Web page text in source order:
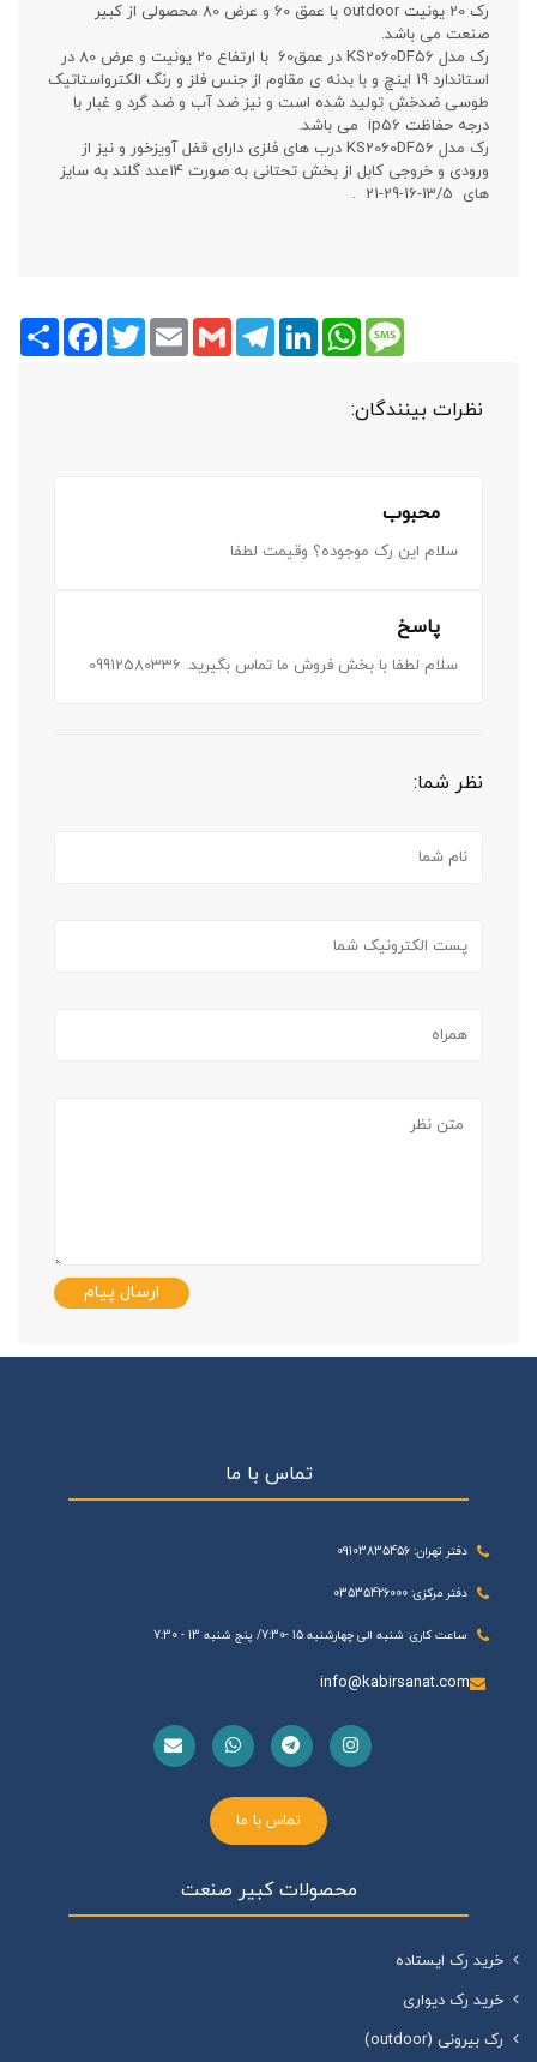
رک 20 یونیت outdoor با عمق 60 و عرض 80 محصولی از کبیر
صنعت می باشد.
رک مدل KS2060DF56 در عمق60 با ارتفاع 20 یونیت و عرض 80 در
استاندارد 19 اینچ و با بدنه ی مقاوم از جنس فلز و رنگ الکترواستاتیک
طوسی ضدخش تولید شده است و نیز ضد آب و ضد گرد و غبار با
درجه حفاظت ip56 می باشد.
رک مدل KS2060DF56 درب های فلزی دارای قفل آویزخور و نیز از
ورودی و خروجی کابل از بخش تحتانی به صورت 14عدد گلند به سایز
های 13/5-16-29-21 .
Share
FacebookTwitter Email Gmail
TelegramLinkedInWhatsAppMessage
نظرات بینندگان:
محبوب
سلام این رک موجوده؟ وقیمت لطفا
پاسخ
سلام لطفا با بخش فروش ما تماس بگیرید. 09912580336
نظر شما:
ارسال پیام
تماس با ما
دفتر تهران: 09103835456
دفتر مرکزی: 03535426000
ساعت کاری: شنبه الی چهارشنبه 15 -7:30/ پنج شنبه 13 - 7:30
info@kabirsanat.com
تماس با ما
محصولات کبیر صنعت
خرید رک ایستاده
خرید رک دیواری
رک بیرونی (outdoor)